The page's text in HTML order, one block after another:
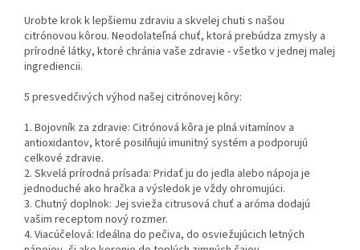
Urobte krok k lepšiemu zdraviu a skvelej chuti s našou
citrónovou kôrou. Neodolateľná chuť, ktorá prebúdza zmysly a
prírodné látky, ktoré chránia vaše zdravie - všetko v jednej malej
ingrediencii.
5 presvedčivých výhod našej citrónovej kôry:
1. Bojovník za zdravie: Citrónová kôra je plná vitamínov a
antioxidantov, ktoré posilňujú imunitný systém a podporujú
celkové zdravie.
2. Skvelá prírodná prísada: Pridať ju do jedla alebo nápoja je
jednoduché ako hračka a výsledok je vždy ohromujúci.
3. Chutný doplnok: Jej svieža citrusová chuť a aróma dodajú
vašim receptom nový rozmer.
4. Viacúčelová: Ideálna do pečiva, do osviežujúcich letných